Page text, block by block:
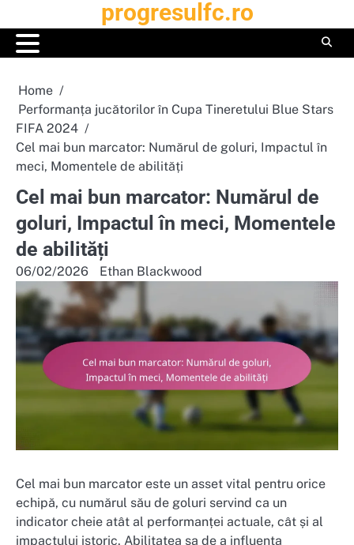
to
content
progresulfc.ro
Home
Performanța jucătorilor în Cupa Tineretului Blue Stars
FIFA 2024
Cel mai bun marcator: Numărul de goluri, Impactul în
meci, Momentele de abilități
Cel mai bun marcator: Numărul de
goluri, Impactul în meci, Momentele
de abilități
06/02/2026 Ethan Blackwood
Cel mai bun marcator este un asset vital pentru orice
echipă, cu numărul său de goluri servind ca un
indicator cheie atât al performanței actuale, cât și al
impactului istoric. Abilitatea sa de a influența